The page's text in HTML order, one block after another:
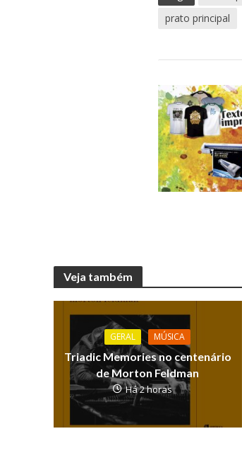
prato principal
Veja também
GERAL MÚSICA
Triadic Memories no centenário
de Morton Feldman
Há 2 horas